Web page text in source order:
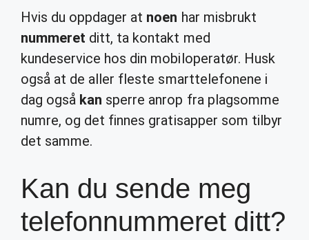
Hvis du oppdager at noen har misbrukt
nummeret ditt, ta kontakt med
kundeservice hos din mobiloperatør. Husk
også at de aller fleste smarttelefonene i
dag også kan sperre anrop fra plagsomme
numre, og det finnes gratisapper som tilbyr
det samme.
Kan du sende meg
telefonnummeret ditt?